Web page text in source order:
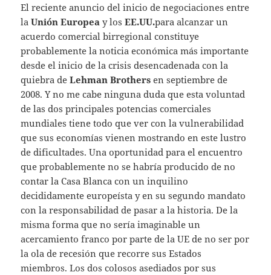
El reciente anuncio del inicio de negociaciones entre
laUnión Europea y losEE.UU.para alcanzar un
acuerdo comercial birregional constituye
probablemente la noticia económica más importante
desde el inicio de la crisis desencadenada con la
quiebra deLehman Brothers en septiembre de
2008. Y no me cabe ninguna duda que esta voluntad
de las dos principales potencias comerciales
mundiales tiene todo que ver con la vulnerabilidad
que sus economías vienen mostrando en este lustro
de dificultades. Una oportunidad para el encuentro
que probablemente no se habría producido de no
contar la Casa Blanca con un inquilino
decididamente europeísta y en su segundo mandato
con la responsabilidad de pasar a la historia. De la
misma forma que no sería imaginable un
acercamiento franco por parte de la UE de no ser por
la ola de recesión que recorre sus Estados
miembros. Los dos colosos asediados por sus